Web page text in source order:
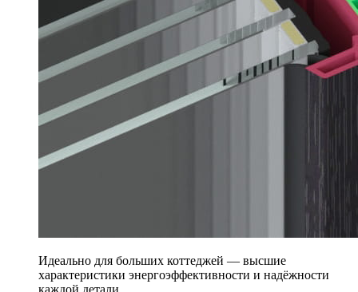
Идеально для больших коттеджей — высшие
характеристики энергоэффективности и надёжности
каждой детали.